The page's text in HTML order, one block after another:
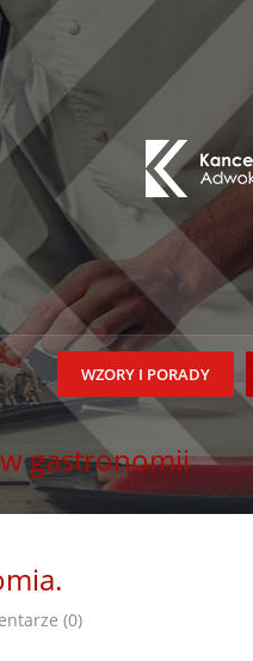
WZORY I PORADY
gastronomii
(0)